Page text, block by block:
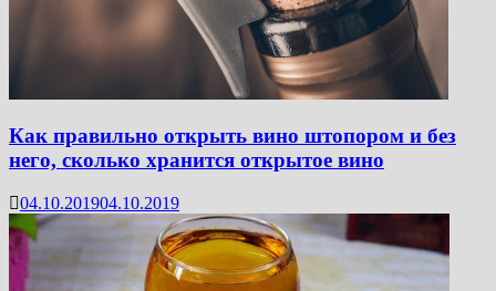
Как правильно открыть вино штопором и без
него, сколько хранится открытое вино
04.10.201904.10.2019